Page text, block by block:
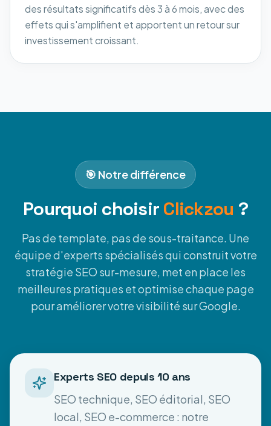
des résultats significatifs dès 3 à 6 mois, avec des
effets qui s'amplifient et apportent un retour sur
investissement croissant.
🎯 Notre différence
Pourquoi choisir Clickzou ?
Pas de template, pas de sous-traitance. Une
équipe d'experts spécialisés qui construit votre
stratégie SEO sur-mesure, met en place les
meilleures pratiques et optimise chaque page
pour améliorer votre visibilité sur Google.
Experts SEO depuis 10 ans
SEO technique, SEO éditorial, SEO
local, SEO e-commerce : notre